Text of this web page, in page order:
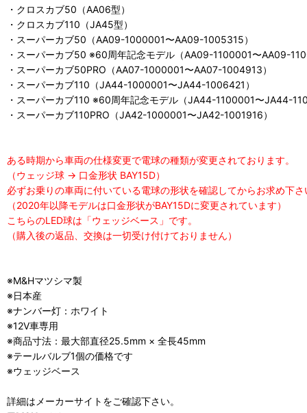
・クロスカブ50（AA06型）
・クロスカブ110（JA45型）
・スーパーカブ50（AA09-1000001〜AA09-1005315）
・スーパーカブ50 ※60周年記念モデル（AA09-1100001〜AA09-
・スーパーカブ50PRO（AA07-1000001〜AA07-1004913）
・スーパーカブ110（JA44-1000001〜JA44-1006421）
・スーパーカブ110 ※60周年記念モデル（JA44-1100001〜JA44-
・スーパーカブ110PRO（JA42-1000001〜JA42-1001916）
ある時期から車両の仕様変更で電球の種類が変更されております。
（ウェッジ球 → 口金形状 BAY15D）
必ずお乗りの車両に付いている電球の形状を確認してからお求め下さ
（2020年以降モデルは口金形状がBAY15Dに変更されています）
こちらのLED球は「ウェッジベース」です。
（購入後の返品、交換は一切受け付けておりません）
※M&Hマツシマ製
※日本産
※ナンバー灯：ホワイト
※12V車専用
※商品寸法：最大部直径25.5mm × 全長45mm
※テールバルブ1個の価格です
※ウェッジベース
詳細はメーカーサイトをご確認下さい。